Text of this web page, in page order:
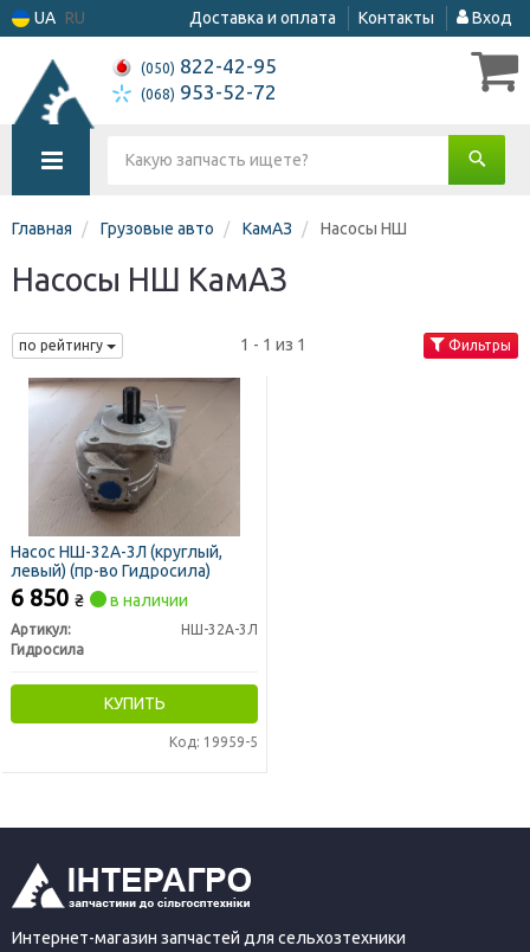
UA RU Доставка и оплата Контакты Вход
(050) 822-42-95
(068) 953-52-72
Главная Грузовые авто КамАЗ Насосы НШ
Насосы НШ КамАЗ
по рейтингу 1 - 1 из 1 Фильтры
Насос НШ-32А-3Л (круглый,
левый) (пр-во Гидросила)
6 850 ₴ в наличии
Артикул:
НШ-32А-3Л
Гидросила
КУПИТЬ
Код: 19959-5
Интернет-магазин запчастей для сельхозтехники